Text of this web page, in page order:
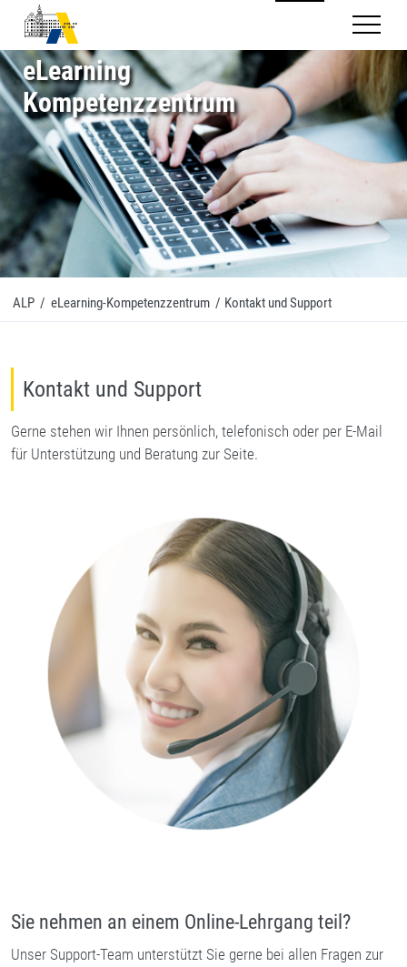
eLearning
Kompetenzzentrum
ALP / eLearning-Kompetenzzentrum / Kontakt und Support
Kontakt und Support
Gerne stehen wir Ihnen persönlich, telefonisch oder per E-Mail
für Unterstützung und Beratung zur Seite.
Sie nehmen an einem Online-Lehrgang teil?
Unser Support-Team unterstützt Sie gerne bei allen Fragen zur